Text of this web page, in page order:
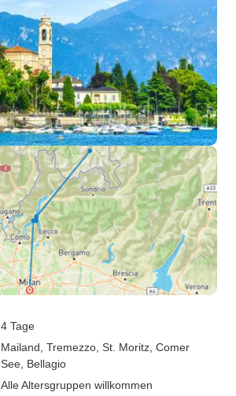
4 Tage
Mailand , Tremezzo , St. Moritz , Comer
See , Bellagio
Alle Altersgruppen willkommen